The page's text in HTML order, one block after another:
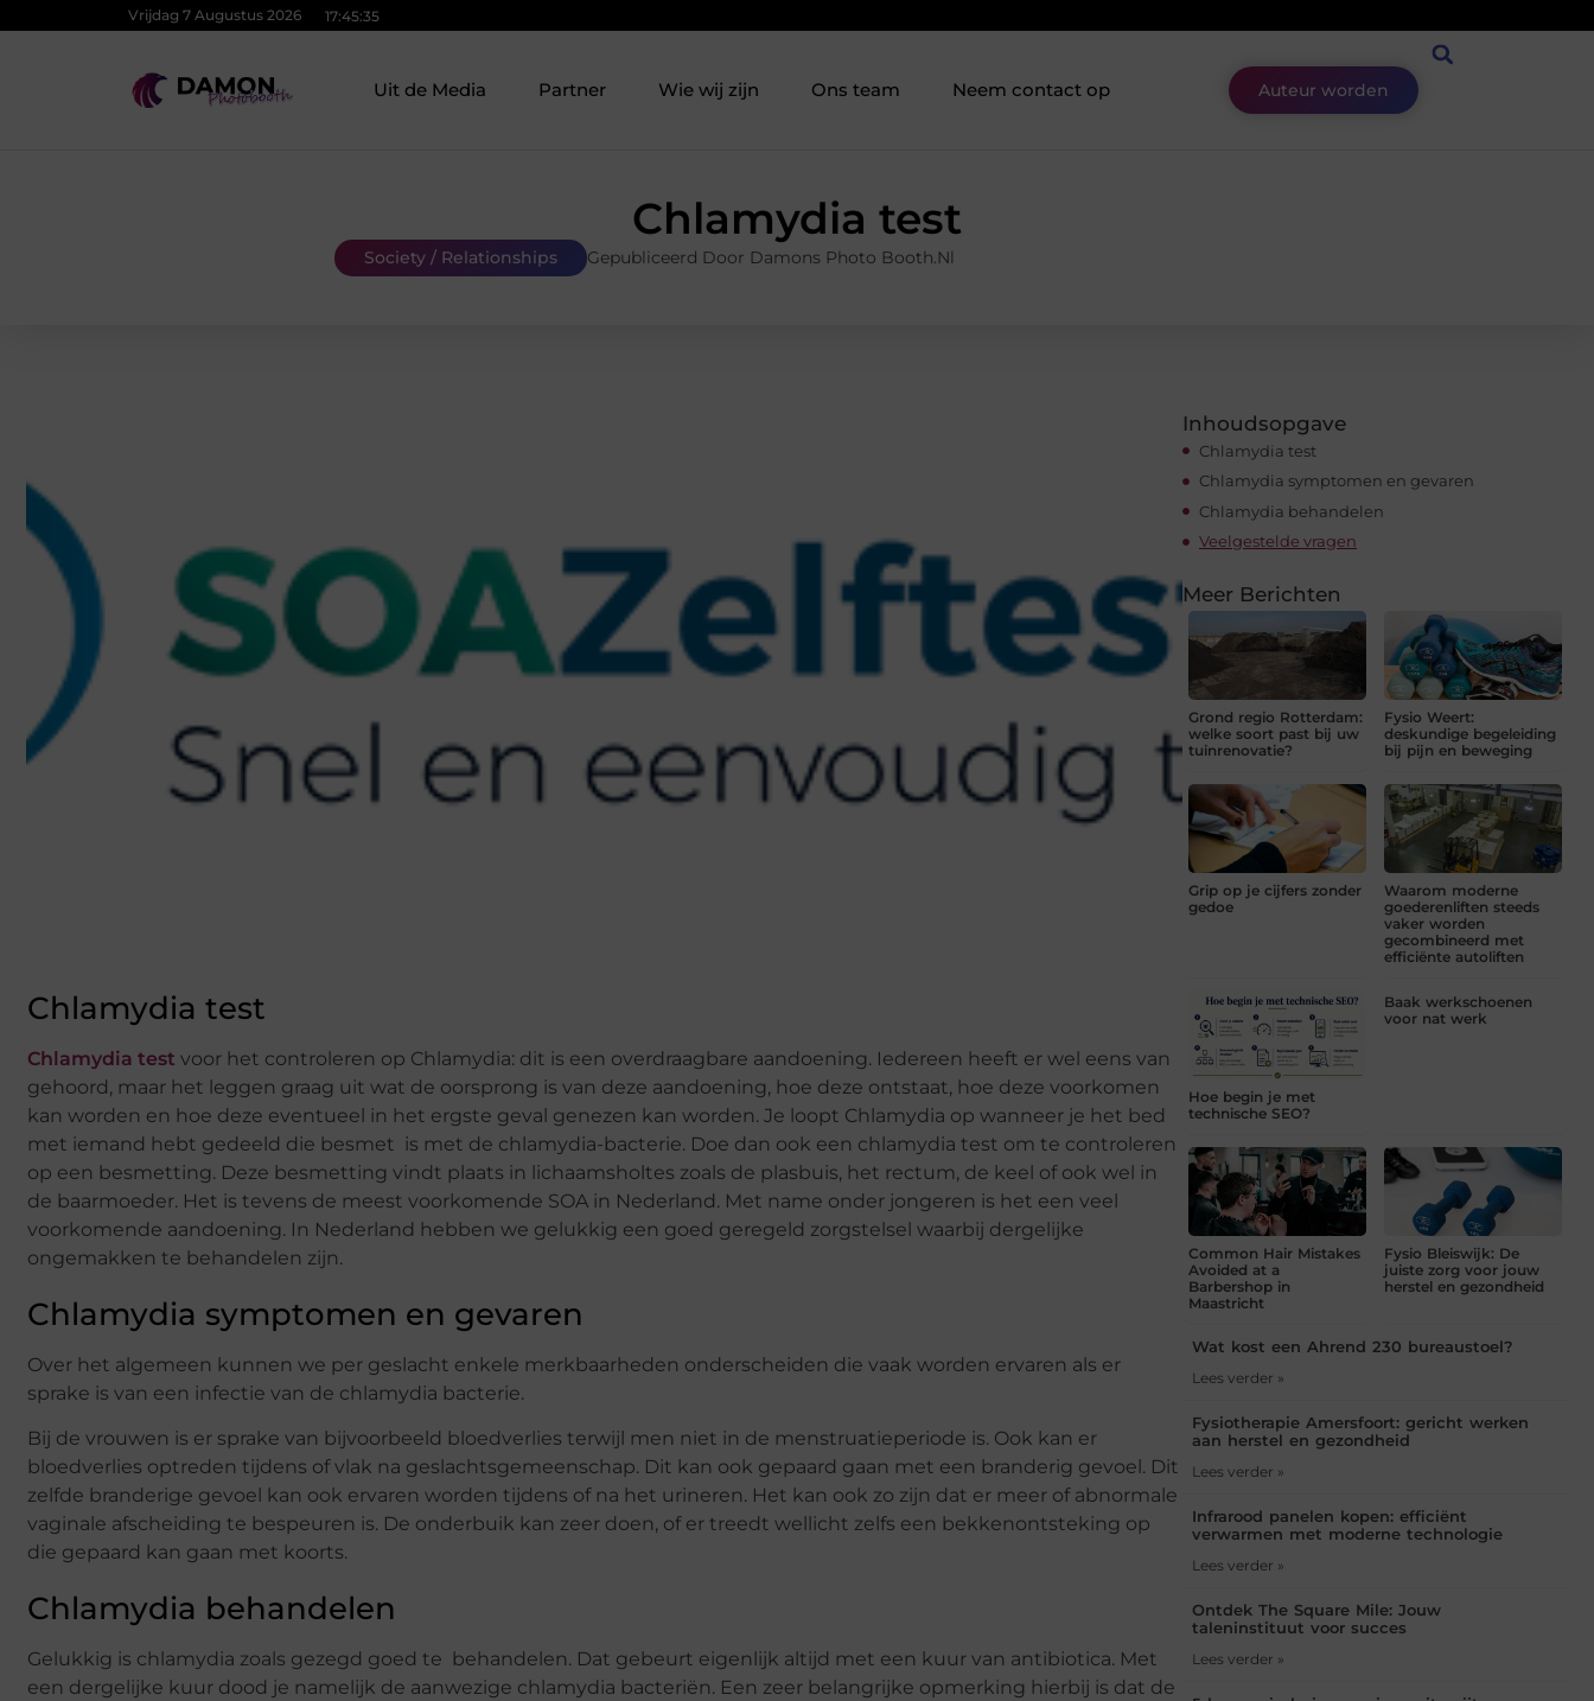
Vrijdag 7 Augustus 2026 17:45:36
Uit de Media Partner Wie wij zijn Ons team Neem contact op Auteur worden
Chlamydia test
Society / Relationships Gepubliceerd Door Damons Photo Booth.nl
Chlamydia test
Chlamydia test voor het controleren op Chlamydia: dit is een overdraagbare aandoening. Iedereen heeft er wel eens van
gehoord, maar het leggen graag uit wat de oorsprong is van deze aandoening, hoe deze ontstaat, hoe deze voorkomen
kan worden en hoe deze eventueel in het ergste geval genezen kan worden. Je loopt Chlamydia op wanneer je het bed
met iemand hebt gedeeld die besmet is met de chlamydia-bacterie. Doe dan ook een chlamydia test om te controleren
op een besmetting. Deze besmetting vindt plaats in lichaamsholtes zoals de plasbuis, het rectum, de keel of ook wel in
de baarmoeder. Het is tevens de meest voorkomende SOA in Nederland. Met name onder jongeren is het een veel
voorkomende aandoening. In Nederland hebben we gelukkig een goed geregeld zorgstelsel waarbij dergelijke
ongemakken te behandelen zijn.
Chlamydia symptomen en gevaren
Over het algemeen kunnen we per geslacht enkele merkbaarheden onderscheiden die vaak worden ervaren als er
sprake is van een infectie van de chlamydia bacterie.
Bij de vrouwen is er sprake van bijvoorbeeld bloedverlies terwijl men niet in de menstruatieperiode is. Ook kan er
bloedverlies optreden tijdens of vlak na geslachtsgemeenschap. Dit kan ook gepaard gaan met een branderig gevoel. Dit
zelfde branderige gevoel kan ook ervaren worden tijdens of na het urineren. Het kan ook zo zijn dat er meer of abnormale
vaginale afscheiding te bespeuren is. De onderbuik kan zeer doen, of er treedt wellicht zelfs een bekkenontsteking op
die gepaard kan gaan met koorts.
Chlamydia behandelen
Gelukkig is chlamydia zoals gezegd goed te behandelen. Dat gebeurt eigenlijk altijd met een kuur van antibiotica. Met
een dergelijke kuur dood je namelijk de aanwezige chlamydia bacteriën. Een zeer belangrijke opmerking hierbij is dat de
Inhoudsopgave
Chlamydia test
Chlamydia symptomen en gevaren
Chlamydia behandelen
Veelgestelde vragen
Meer Berichten
Grond regio Rotterdam:
welke soort past bij uw
tuinrenovatie?
Fysio Weert:
deskundige begeleiding
bij pijn en beweging
Grip op je cijfers zonder
gedoe
Waarom moderne
goederenliften steeds
vaker worden
gecombineerd met
efficiënte autoliften
Hoe begin je met
technische SEO?
Baak werkschoenen
voor nat werk
Common Hair Mistakes
Avoided at a
Barbershop in
Maastricht
Fysio Bleiswijk: De
juiste zorg voor jouw
herstel en gezondheid
Wat kost een Ahrend 230 bureaustoel?
Lees verder »
Fysiotherapie Amersfoort: gericht werken
aan herstel en gezondheid
Lees verder »
Infrarood panelen kopen: efficiënt
verwarmen met moderne technologie
Lees verder »
Ontdek The Square Mile: Jouw
taleninstituut voor succes
Lees verder »